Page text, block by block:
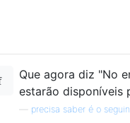
Que agora diz "No
estarão disponíveis
precisa saber é o